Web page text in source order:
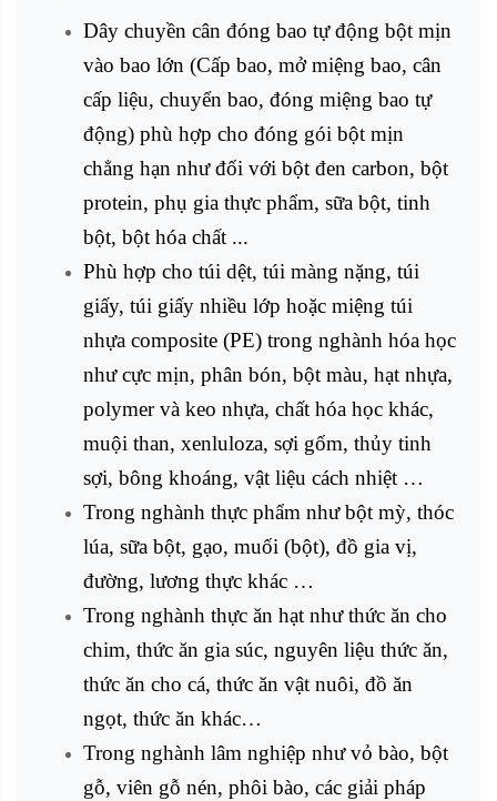
Dây chuyền cân đóng bao tự động bột mịn
vào bao lớn (Cấp bao, mở miệng bao, cân
cấp liệu, chuyển bao, đóng miệng bao tự
động) phù hợp cho đóng gói bột mịn
chẳng hạn như đối với bột đen carbon, bột
protein, phụ gia thực phẩm, sữa bột, tinh
bột, bột hóa chất ...
Phù hợp cho túi dệt, túi màng nặng, túi
giấy, túi giấy nhiều lớp hoặc miệng túi
nhựa composite (PE) trong nghành hóa học
như cực mịn, phân bón, bột màu, hạt nhựa,
polymer và keo nhựa, chất hóa học khác,
muội than, xenluloza, sợi gốm, thủy tinh
sợi, bông khoáng, vật liệu cách nhiệt …
Trong nghành thực phẩm như bột mỳ, thóc
lúa, sữa bột, gạo, muối (bột), đồ gia vị,
đường, lương thực khác …
Trong nghành thực ăn hạt như thức ăn cho
chim, thức ăn gia súc, nguyên liệu thức ăn,
thức ăn cho cá, thức ăn vật nuôi, đồ ăn
ngọt, thức ăn khác…
Trong nghành lâm nghiệp như vỏ bào, bột
gỗ, viên gỗ nén, phôi bào, các giải pháp